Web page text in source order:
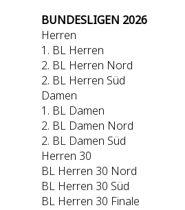
BUNDESLIGEN 2026
Herren
1. BL Herren
2. BL Herren Nord
2. BL Herren Süd
Damen
1. BL Damen
2. BL Damen Nord
2. BL Damen Süd
Herren 30
BL Herren 30 Nord
BL Herren 30 Süd
BL Herren 30 Finale